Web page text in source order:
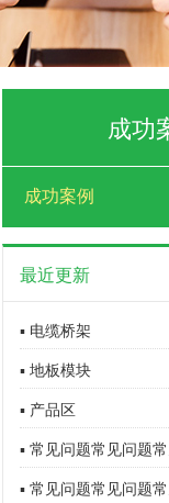
成功
成功案例
最近更新
▪ 电缆桥架
▪ 地板模块
▪ 产品区
▪ 常见问题常见问题
▪ 常见问题常见问题